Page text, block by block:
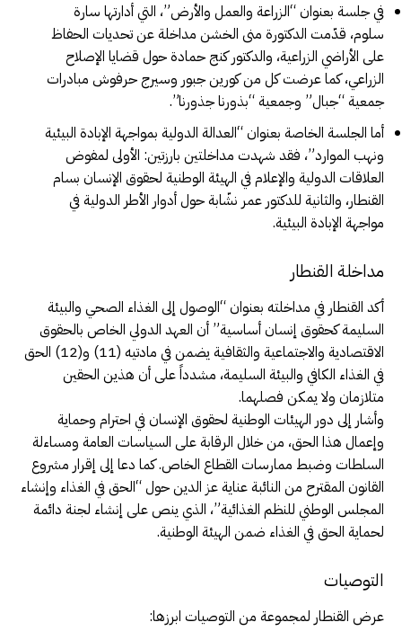
في جلسة بعنوان “الزراعة والعمل والأرض”، التي أدارتها سارة
سلوم، قدّمت الدكتورة منى الخشن مداخلة عن تحديات الحفاظ
على الأراضي الزراعية، والدكتور كنج حمادة حول قضايا الإصلاح
الزراعي، كما عرضت كل من كورين جبور وسيرج حرفوش مبادرات
جمعية “جبال” وجمعية “بذورنا جذورنا”.
أما الجلسة الخاصة بعنوان “العدالة الدولية بمواجهة الإبادة البيئية
ونهب الموارد”، فقد شهدت مداخلتين بارزتين: الأولى لمفوض
العلاقات الدولية والإعلام في الهيئة الوطنية لحقوق الإنسان بسام
القنطار، والثانية للدكتور عمر نشّابة حول أدوار الأطر الدولية في
مواجهة الإبادة البيئية.
مداخلة القنطار
أكد القنطار في مداخلته بعنوان “الوصول إلى الغذاء الصحي والبيئة
السليمة كحقوق إنسان أساسية” أن العهد الدولي الخاص بالحقوق
الاقتصادية والاجتماعية والثقافية يضمن في مادتيه (11) و(12) الحق
في الغذاء الكافي والبيئة السليمة، مشدداً على أن هذين الحقين
متلازمان ولا يمكن فصلهما.
وأشار إلى دور الهيئات الوطنية لحقوق الإنسان في احترام وحماية
وإعمال هذا الحق، من خلال الرقابة على السياسات العامة ومساءلة
السلطات وضبط ممارسات القطاع الخاص. كما دعا إلى إقرار مشروع
القانون المقترح من النائبة عناية عز الدين حول “الحق في الغذاء وإنشاء
المجلس الوطني للنظم الغذائية”، الذي ينص على إنشاء لجنة دائمة
لحماية الحق في الغذاء ضمن الهيئة الوطنية.
التوصيات
عرض القنطار لمجموعة من التوصيات ابرزها: